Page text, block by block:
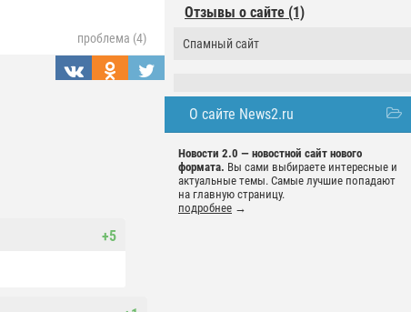
Отзывы о сайте (1)
Спамный сайт
О сайте News2.ru
Новости 2.0 — новостной сайт нового
формата. Вы сами выбираете интересные и
актуальные темы. Самые лучшие попадают
на главную страницу.
подробнее →
проблема (4)
+5